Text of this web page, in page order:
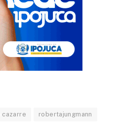
cazarre robertajungmann